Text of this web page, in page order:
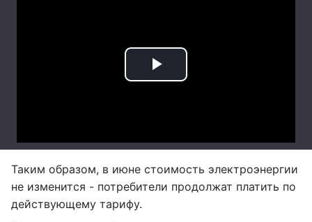
Таким образом, в июне стоимость электроэнергии
не изменится - потребители продолжат платить по
действующему тарифу.